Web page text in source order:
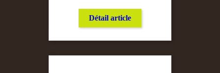
Détail article